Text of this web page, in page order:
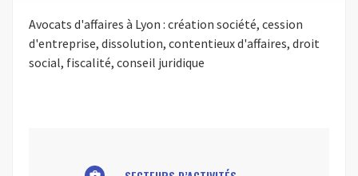
Avocats d'affaires à Lyon : création société, cession
d'entreprise, dissolution, contentieux d'affaires, droit
social, fiscalité, conseil juridique